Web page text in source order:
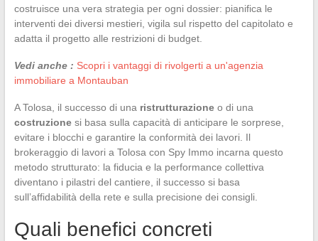
costruisce una vera strategia per ogni dossier: pianifica le
interventi dei diversi mestieri, vigila sul rispetto del capitolato e
adatta il progetto alle restrizioni di budget.
Vedi anche : Scopri i vantaggi di rivolgerti a un'agenzia
immobiliare a Montauban
A Tolosa, il successo di una ristrutturazioneo di una
costruzionesi basa sulla capacità di anticipare le sorprese,
evitare i blocchi e garantire la conformità dei lavori. Il
brokeraggio di lavori a Tolosa con Spy Immo incarna questo
metodo strutturato: la fiducia e la performance collettiva
diventano i pilastri del cantiere, il successo si basa
sull’affidabilità della rete e sulla precisione dei consigli.
Quali benefici concreti